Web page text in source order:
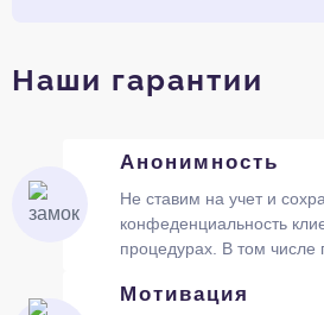
Наши гарантии
Анонимность
Не ставим на учет и
конфеденциальность
процедурах. В том числе
Мотивация